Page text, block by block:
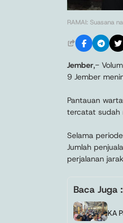
RAMAI: Suasana
Jember,-
9 Jember
Pantauan
tercatat sudah
Selama
Jumlah
perjalanan
Baca Juga :
KA